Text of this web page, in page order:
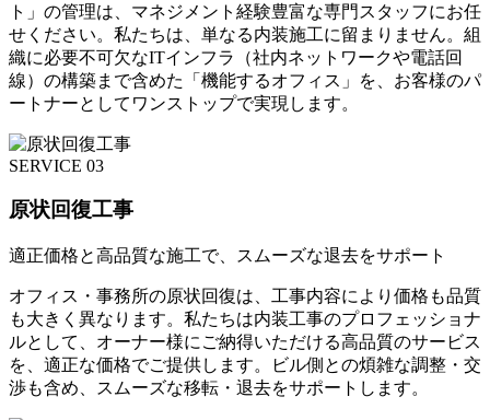
ト」の管理は、マネジメント経験豊富な専門スタッフにお任
せください。私たちは、単なる内装施工に留まりません。組
織に必要不可欠なITインフラ（社内ネットワークや電話回
線）の構築まで含めた「機能するオフィス」を、お客様のパ
ートナーとしてワンストップで実現します。
SERVICE 03
原状回復工事
適正価格と高品質な施工で、スムーズな退去をサポート
オフィス・事務所の原状回復は、工事内容により価格も品質
も大きく異なります。私たちは内装工事のプロフェッショナ
ルとして、オーナー様にご納得いただける高品質のサービス
を、適正な価格でご提供します。ビル側との煩雑な調整・交
渉も含め、スムーズな移転・退去をサポートします。